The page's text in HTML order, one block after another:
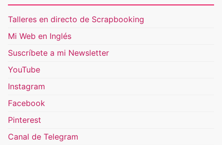
Talleres en directo de Scrapbooking
Mi Web en Inglés
Suscríbete a mi Newsletter
YouTube
Instagram
Facebook
Pinterest
Canal de Telegram